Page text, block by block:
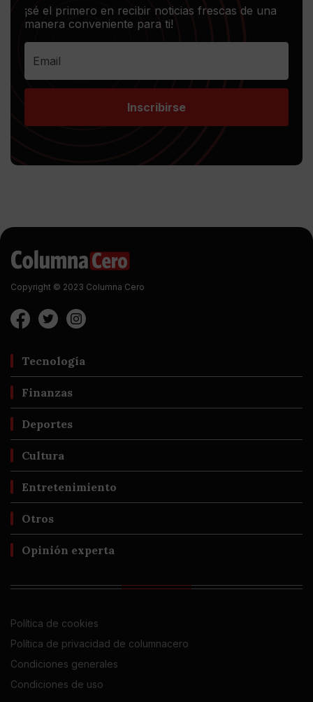
¡sé el primero en recibir noticias frescas de una
manera conveniente para ti!
Inscribirse
Copyright © 2023 Columna Cero
Tecnología
Finanzas
Deportes
Cultura
Entretenimiento
Otros
Opinión experta
Política de cookies
Política de privacidad de columnacero
Condiciones generales
Condiciones de uso